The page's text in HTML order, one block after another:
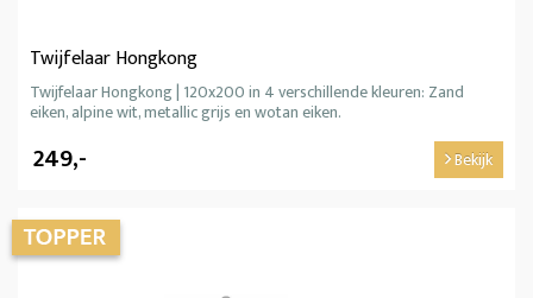
Twijfelaar Hongkong
Twijfelaar Hongkong | 120x200 in 4 verschillende kleuren: Zand
eiken, alpine wit, metallic grijs en wotan eiken.
249,- Bekijk